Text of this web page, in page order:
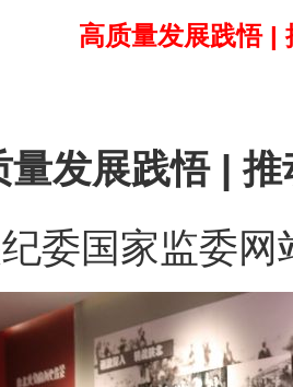
高质量发展践悟 |
展践悟 | 推
国家监委网